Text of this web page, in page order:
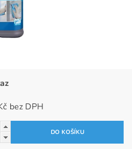
89,10 Kč bez DPH